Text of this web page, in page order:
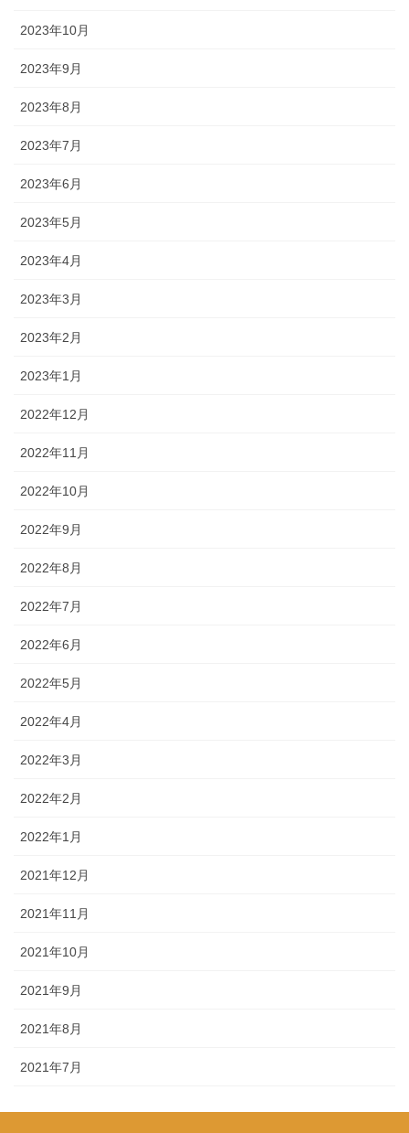
2023年10月
2023年9月
2023年8月
2023年7月
2023年6月
2023年5月
2023年4月
2023年3月
2023年2月
2023年1月
2022年12月
2022年11月
2022年10月
2022年9月
2022年8月
2022年7月
2022年6月
2022年5月
2022年4月
2022年3月
2022年2月
2022年1月
2021年12月
2021年11月
2021年10月
2021年9月
2021年8月
2021年7月